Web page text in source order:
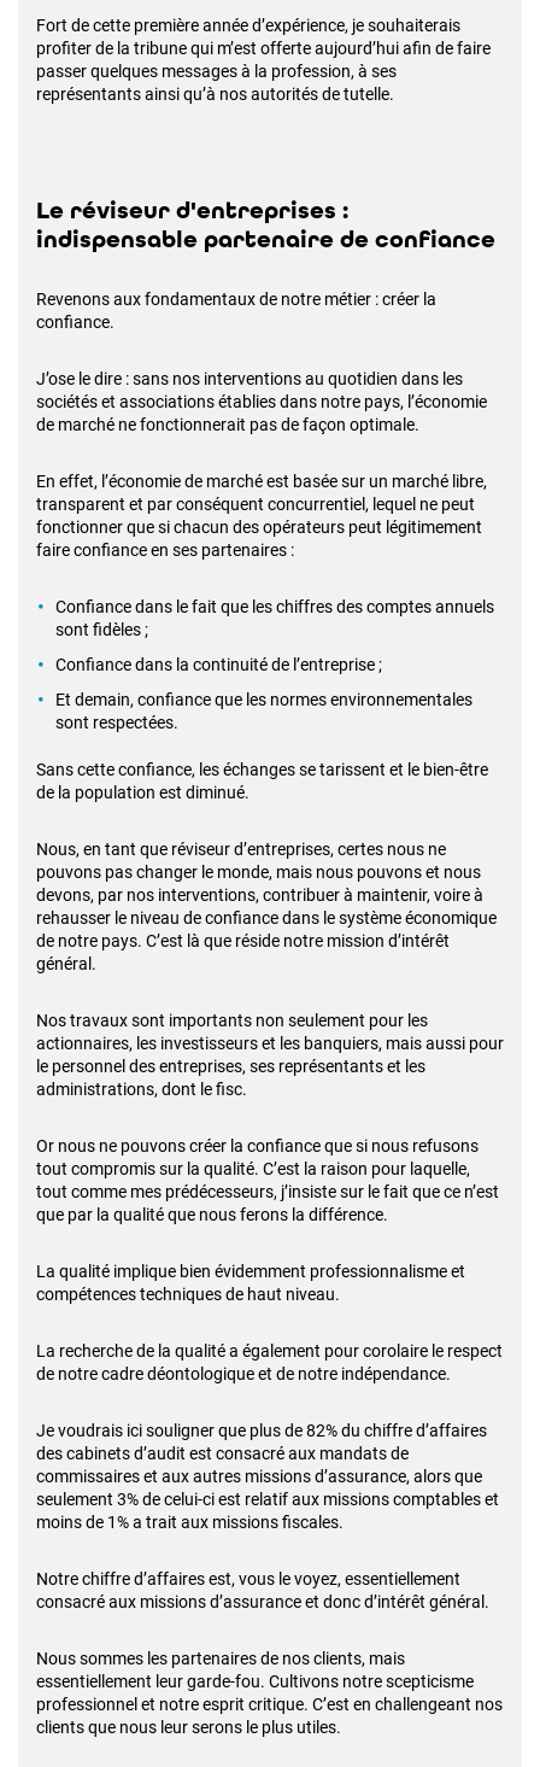
Fort de cette première année d’expérience, je souhaiterais
profiter de la tribune qui m’est offerte aujourd’hui afin de faire
passer quelques messages à la profession, à ses
représentants ainsi qu’à nos autorités de tutelle.
Le réviseur d'entreprises :
indispensable partenaire de confiance
Revenons aux fondamentaux de notre métier : créer la
confiance.
J’ose le dire : sans nos interventions au quotidien dans les
sociétés et associations établies dans notre pays, l’économie
de marché ne fonctionnerait pas de façon optimale.
En effet, l’économie de marché est basée sur un marché libre,
transparent et par conséquent concurrentiel, lequel ne peut
fonctionner que si chacun des opérateurs peut légitimement
faire confiance en ses partenaires :
Confiance dans le fait que les chiffres des comptes annuels
sont fidèles ;
Confiance dans la continuité de l’entreprise ;
Et demain, confiance que les normes environnementales
sont respectées.
Sans cette confiance, les échanges se tarissent et le bien-être
de la population est diminué.
Nous, en tant que réviseur d’entreprises, certes nous ne
pouvons pas changer le monde, mais nous pouvons et nous
devons, par nos interventions, contribuer à maintenir, voire à
rehausser le niveau de confiance dans le système économique
de notre pays. C’est là que réside notre mission d’intérêt
général.
Nos travaux sont importants non seulement pour les
actionnaires, les investisseurs et les banquiers, mais aussi pour
le personnel des entreprises, ses représentants et les
administrations, dont le fisc.
Or nous ne pouvons créer la confiance que si nous refusons
tout compromis sur la qualité. C’est la raison pour laquelle,
tout comme mes prédécesseurs, j’insiste sur le fait que ce n’est
que par la qualité que nous ferons la différence.
La qualité implique bien évidemment professionnalisme et
compétences techniques de haut niveau.
La recherche de la qualité a également pour corolaire le respect
de notre cadre déontologique et de notre indépendance.
Je voudrais ici souligner que plus de 82% du chiffre d’affaires
des cabinets d’audit est consacré aux mandats de
commissaires et aux autres missions d’assurance, alors que
seulement 3% de celui-ci est relatif aux missions comptables et
moins de 1% a trait aux missions fiscales.
Notre chiffre d’affaires est, vous le voyez, essentiellement
consacré aux missions d’assurance et donc d’intérêt général.
Nous sommes les partenaires de nos clients, mais
essentiellement leur garde-fou. Cultivons notre scepticisme
professionnel et notre esprit critique. C’est en challengeant nos
clients que nous leur serons le plus utiles.